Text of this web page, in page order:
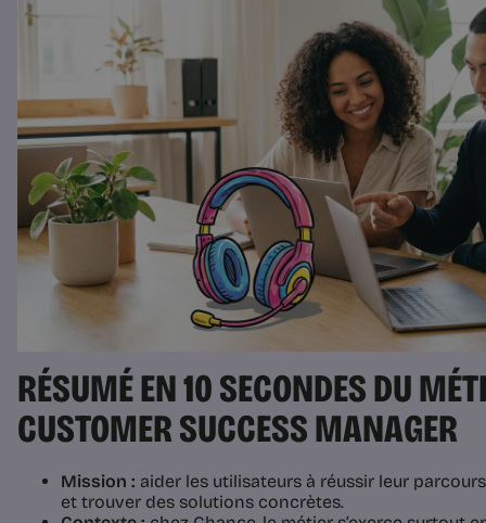
RÉSUMÉ EN 10 SECONDES DU
CUSTOMER SUCCESS MANAGER
Mission : aider les utilisateurs à réussir leur
et trouver des solutions concrètes.